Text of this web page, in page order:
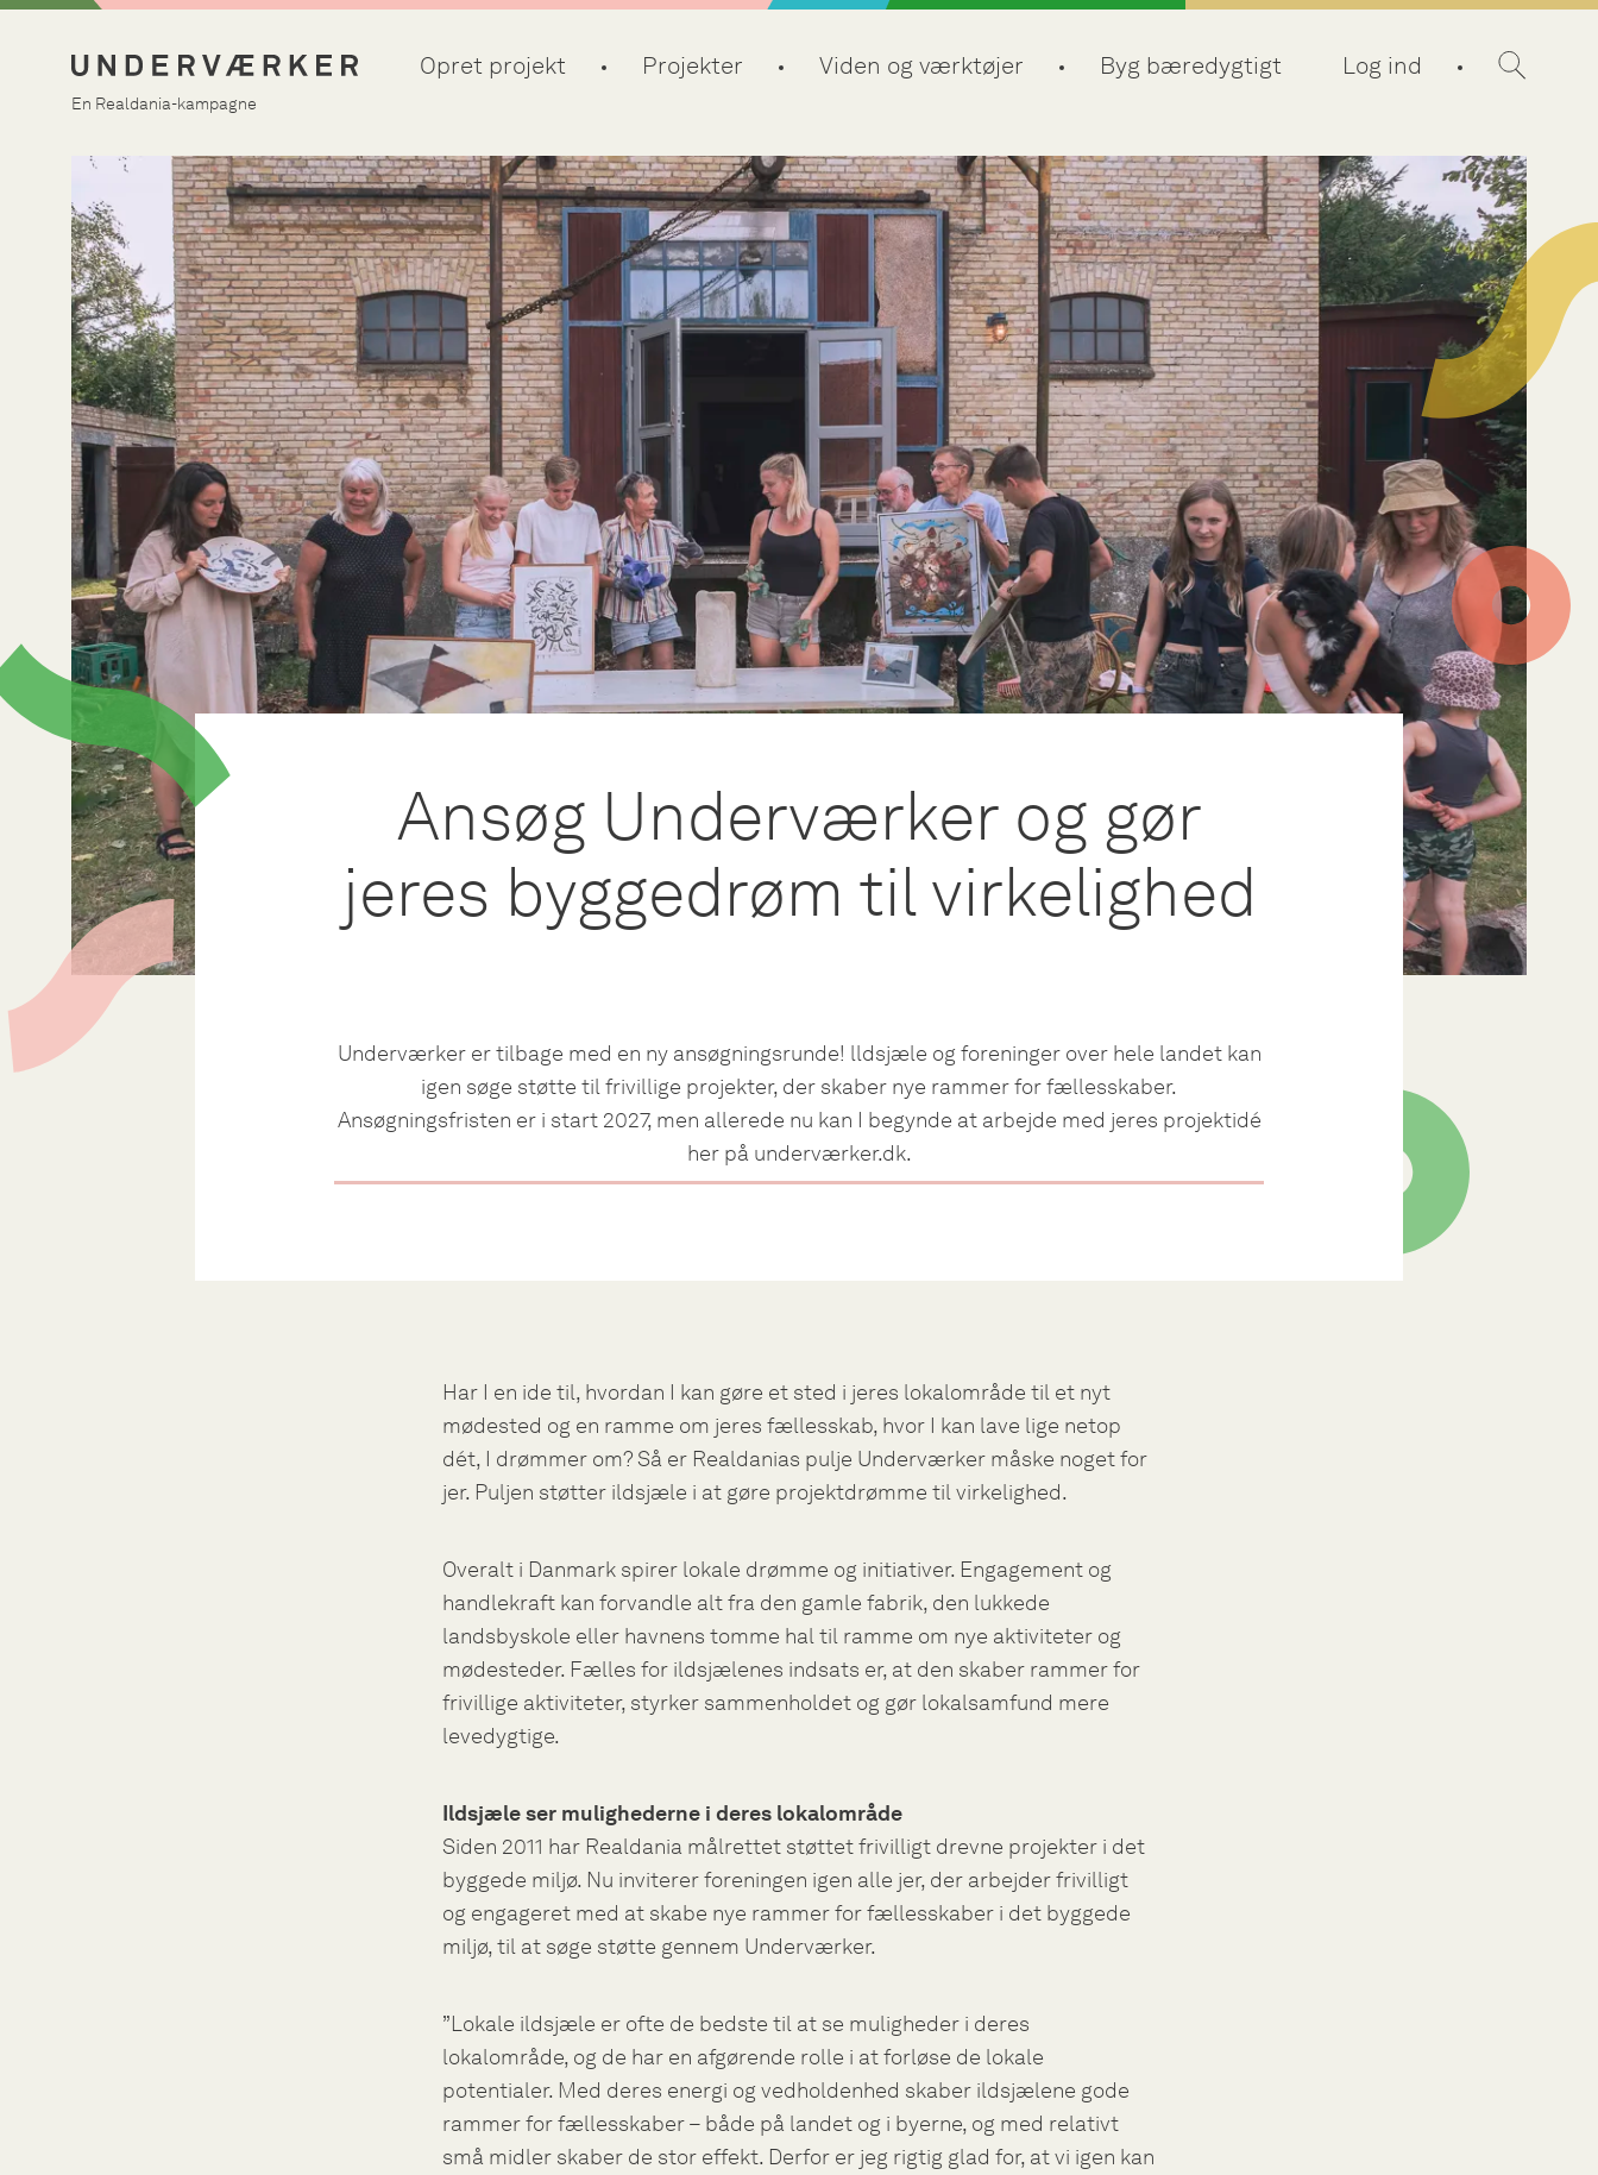
En Realdania-kampagne
Opret projekt Projekter Viden og værktøjer Byg bæredygtigt Log ind
Ansøg Underværker og gør
jeres byggedrøm til virkelighed
Underværker er tilbage med en ny ansøgningsrunde! lldsjæle og foreninger over hele landet kan
igen søge støtte til frivillige projekter, der skaber nye rammer for fællesskaber.
Ansøgningsfristen er i start 2027, men allerede nu kan I begynde at arbejde med jeres projektidé
her på underværker.dk.
Har I en ide til, hvordan I kan gøre et sted i jeres lokalområde til et nyt
mødested og en ramme om jeres fællesskab, hvor I kan lave lige netop
dét, I drømmer om? Så er Realdanias pulje Underværker måske noget for
jer. Puljen støtter ildsjæle i at gøre projektdrømme til virkelighed.
Overalt i Danmark spirer lokale drømme og initiativer. Engagement og
handlekraft kan forvandle alt fra den gamle fabrik, den lukkede
landsbyskole eller havnens tomme hal til ramme om nye aktiviteter og
mødesteder. Fælles for ildsjælenes indsats er, at den skaber rammer for
frivillige aktiviteter, styrker sammenholdet og gør lokalsamfund mere
levedygtige.
Ildsjæle ser mulighederne i deres lokalområde
Siden 2011 har Realdania målrettet støttet frivilligt drevne projekter i det
byggede miljø. Nu inviterer foreningen igen alle jer, der arbejder frivilligt
og engageret med at skabe nye rammer for fællesskaber i det byggede
miljø, til at søge støtte gennem Underværker.
”Lokale ildsjæle er ofte de bedste til at se muligheder i deres
lokalområde, og de har en afgørende rolle i at forløse de lokale
potentialer. Med deres energi og vedholdenhed skaber ildsjælene gode
rammer for fællesskaber – både på landet og i byerne, og med relativt
små midler skaber de stor effekt. Derfor er jeg rigtig glad for, at vi igen kan